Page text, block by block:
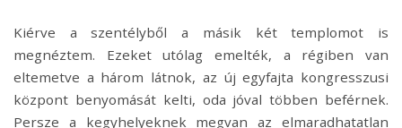
Kiérve a szentélyből a másik két templomot is
megnéztem. Ezeket utólag emelték, a régiben van
eltemetve a három látnok, az új egyfajta kongresszusi
központ benyomását kelti, oda jóval többen beférnek.
Persze a kegyhelyeknek megvan az elmaradhatatlan